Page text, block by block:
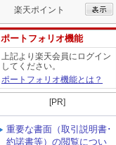
楽天ポイント
ポートフォリオ機能
上記より楽天会員にログイン
してください。
ポートフォリオ機能とは？
[PR]
重要な書面（取引説明書･
約諾書等）の閲覧につい